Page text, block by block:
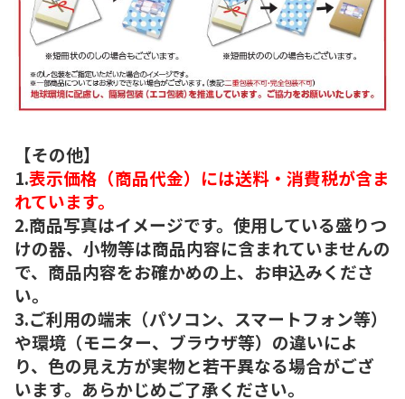
【その他】
1.表示価格（商品代金）には送料・消費税が含ま
れています。
2.商品写真はイメージです。使用している盛りつ
けの器、小物等は商品内容に含まれていませんの
で、商品内容をお確かめの上、お申込みくださ
い。
3.ご利用の端末（パソコン、スマートフォン等）
や環境（モニター、ブラウザ等）の違いによ
り、色の見え方が実物と若干異なる場合がござ
います。あらかじめご了承ください。